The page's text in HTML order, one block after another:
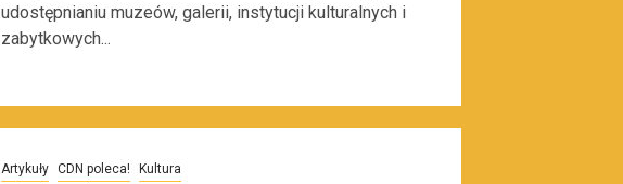
udostępnianiu muzeów, galerii, instytucji kulturalnych i
zabytkowych...
Artykuły CDN poleca! Kultura